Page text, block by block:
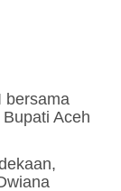
bersama
Aceh